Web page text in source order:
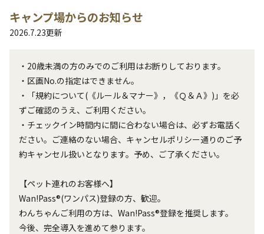
キャンプ場からのお知らせ
2026.7.23更新
・20歳未満の方のみでのご利用はお断りしております。
・区画No.の指定はできません。
・「規約について(《ルール＆マナー》，《Ｑ＆Ａ》)」を必
ずご確認のうえ、ご利用ください。
・チェックイン時間内に間に合わない場合は、必ずお電話く
ださい。ご連絡のない場合、キャンセルポリシー通りのご予
約キャンセル扱いとなります。予め、ご了承ください。
【ペット連れのお客様へ】
Wan!Pass®(ワンパス)登録の方、歓迎。
わんちゃんご利用の方は、Wan!Pass®登録を推奨します。
今後、完全導入を進めて参ります。